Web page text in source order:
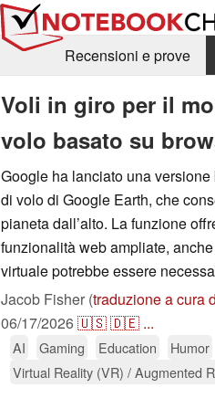
Recensioni e prove
Voli in giro per il
volo basato su
Google ha lanciato una
di volo di Google Earth, che
pianeta dall’alto. La funzione
funzionalità web ampliate,
virtuale potrebbe essere
Jacob Fisher (traduzione a cura
06/17/2026🇺🇸🇩🇪 ...
AI Gaming Education
Humor
Virtual Reality (VR) / Augmented